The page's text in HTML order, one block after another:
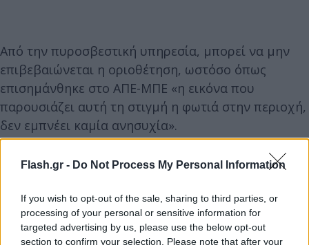
Flash.gr - Do Not Process My Personal Information
If you wish to opt-out of the sale, sharing to third parties, or
processing of your personal or sensitive information for
targeted advertising by us, please use the below opt-out
section to confirm your selection. Please note that after your
Από την πυροσβεστική υπηρεσία, μπορεί να μην
επιβεβαιώνεται η οριοθέτηση, ωστόσο όπως
επισημάνθηκε στο ΑΠΕ-ΜΠΕ «η εικόνα που
παρουσιάζει αυτή τη στιγμή η φωτιά στην περιοχή,
δεν εμπνέει καμία ανησυχία».